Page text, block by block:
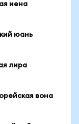
иена
юань
лира
вона